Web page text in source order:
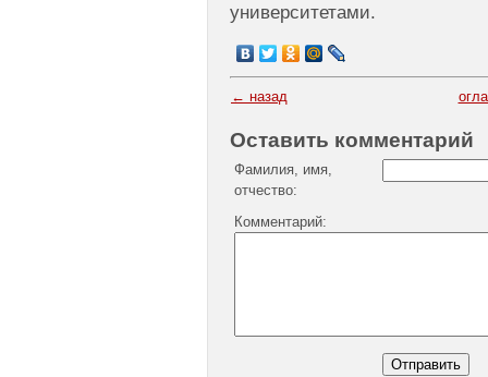
университетами.
← назад
Оставить комментарий
Фамилия, имя,
отчество:
Комментарий: